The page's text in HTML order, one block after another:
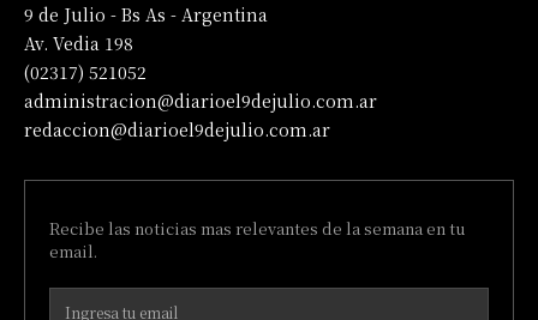
9 de Julio - Bs As - Argentina
Av. Vedia 198
(02317) 521052
administracion@diarioel9dejulio.com.ar
redaccion@diarioel9dejulio.com.ar
Recibe las noticias mas relevantes de la semana en tu
email.